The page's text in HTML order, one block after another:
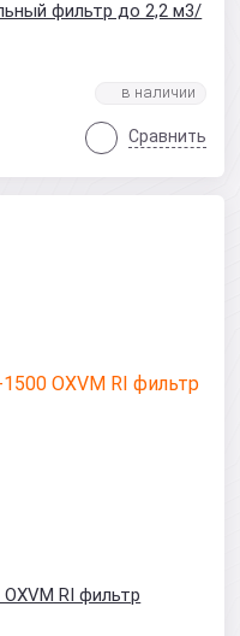
фильтр до 2,2 м3/
Сравнить
RI фильтр